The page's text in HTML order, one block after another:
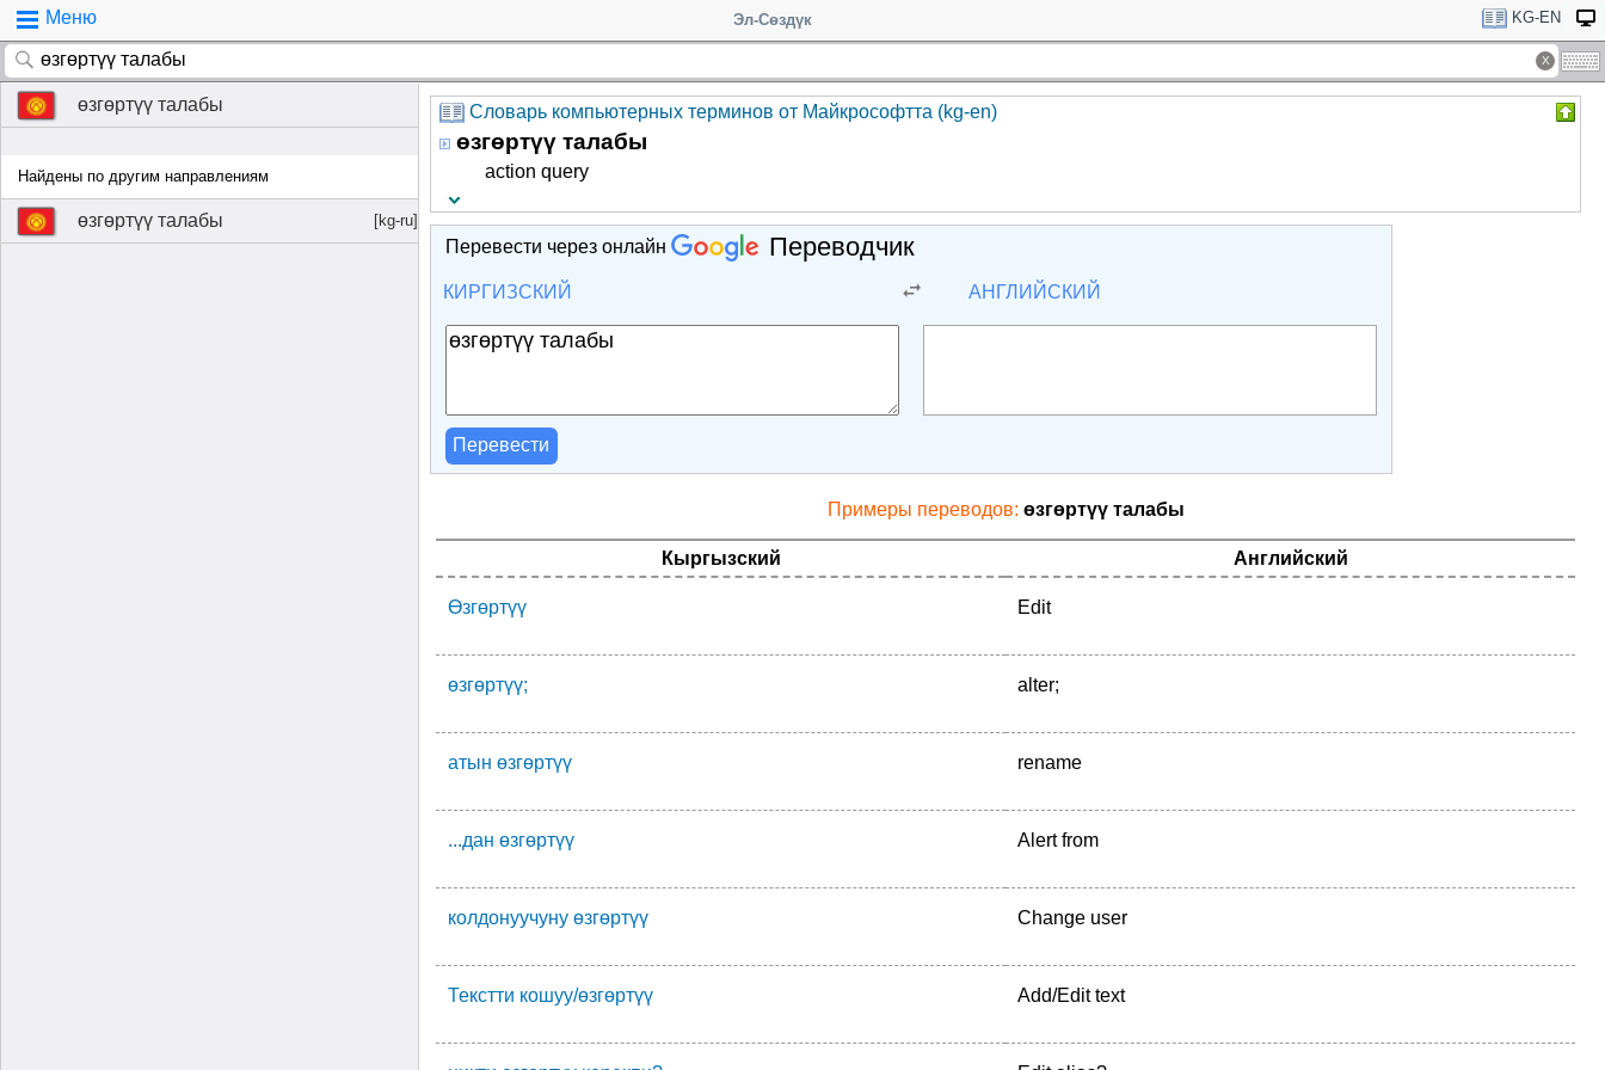
Меню Эл-Сөздүк KG-EN
өзгөртүү талабы
Найдены по другим направлениям
өзгөртүү талабы [kg-ru]
Словарь компьютерных терминов от Майкрософтта (kg-en)
өзгөртүү талабы
action query
Перевести через онлайн Переводчик
КИРГИЗСКИЙ АНГЛИЙСКИЙ
Перевести
Примеры переводов: өзгөртүү талабы
Кыргызский Английский
Өзгөртүү Edit
өзгөртүү; alter;
атын өзгөртүү rename
...дан өзгөртүү Alert from
колдонуучуну өзгөртүү Change user
Текстти кошуу/өзгөртүү Add/Edit text